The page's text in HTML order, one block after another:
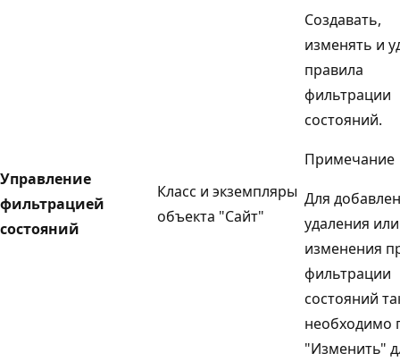
Управление
фильтрацией
состояний
Класс и экземпляры
объекта "Сайт"
Создавать,
изменять и
правила
фильтрации
состояний.
Примечание
Для
удаления или
изменения
фильтрации
состояний
необходимо
"Изменить"